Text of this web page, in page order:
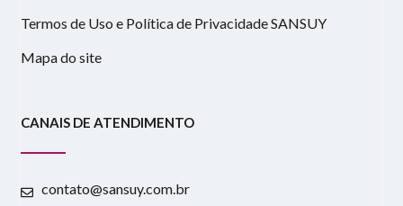
Termos de Uso e Política de Privacidade SANSUY
Mapa do site
CANAIS DE ATENDIMENTO
contato@sansuy.com.br